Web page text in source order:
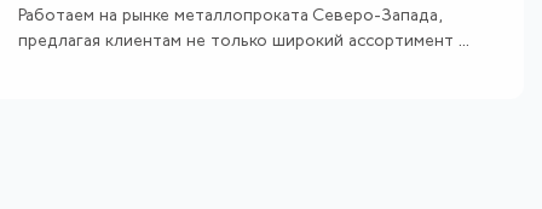
Работаем на рынке металлопроката Северо-Запада,
предлагая клиентам не только широкий ассортимент ...